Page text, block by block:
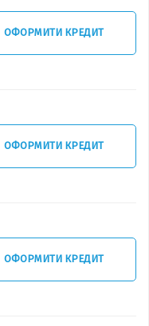
ОФОРМИТИ КРЕДИТ
ОФОРМИТИ КРЕДИТ
ОФОРМИТИ КРЕДИТ